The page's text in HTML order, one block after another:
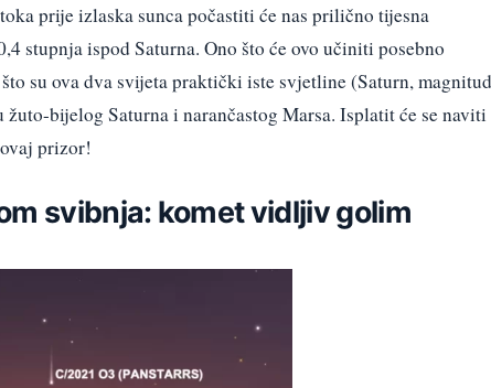
prije izlaska sunca počastiti će nas prilično tijesna
stupnja ispod Saturna. Ono što će ovo učiniti posebno
su ova dva svijeta praktički iste svjetline (Saturn,
bijelog Saturna i narančastog Marsa. Isplatit će se naviti
prizor!
svibnja: komet vidljiv golim